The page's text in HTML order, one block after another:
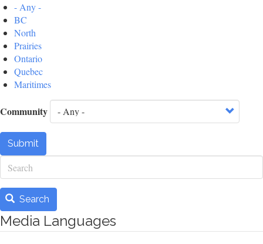
- Any -
BC
North
Prairies
Ontario
Quebec
Maritimes
Community
Submit
Search
Search
Media Languages